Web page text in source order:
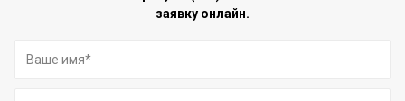
заявку онлайн.